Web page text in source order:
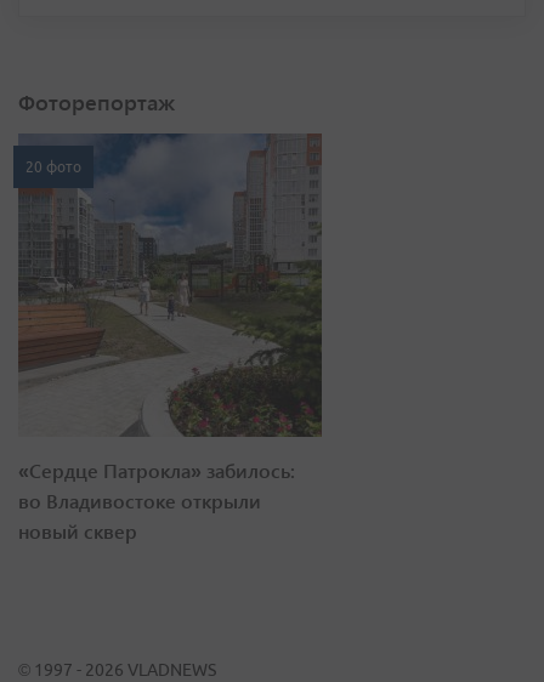
Фоторепортаж
20 фото
«Сердце Патрокла» забилось:
во Владивостоке открыли
новый сквер
© 1997 - 2026 VLADNEWS